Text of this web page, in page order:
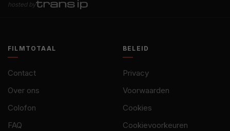
hosted by
FILMTOTAAL
Contact
Over ons
Colofon
FAQ
BELEID
Privacy
Voorwaarden
Cookies
Cookievoorkeuren